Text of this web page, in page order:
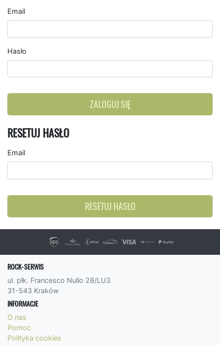
Email
Hasło
ZALOGUJ SIĘ
RESETUJ HASŁO
Email
RESETUJ HASŁO
ROCK-SERWIS
ul. płk. Francesco Nullo 28/LU3
31-543 Kraków
INFORMACJE
O nas
Pomoc
Polityka cookies